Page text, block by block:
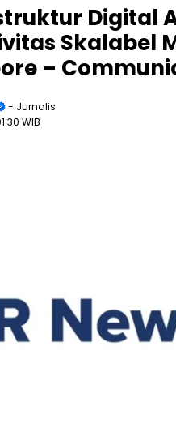
Digital
Skalabel
–
- Jurnalis
WIB